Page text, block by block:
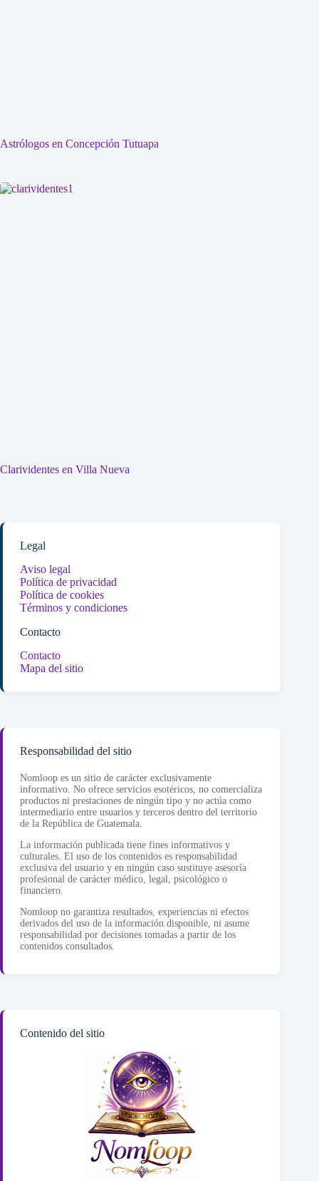
Astrólogos en Concepción Tutuapa
Clarividentes en Villa Nueva
Legal
Aviso legal
Política de privacidad
Política de cookies
Términos y condiciones
Contacto
Contacto
Mapa del sitio
Responsabilidad del sitio
Nomloop es un sitio de carácter exclusivamente
informativo. No ofrece servicios esotéricos, no comercializa
productos ni prestaciones de ningún tipo y no actúa como
intermediario entre usuarios y terceros dentro del territorio
de la República de Guatemala.
La información publicada tiene fines informativos y
culturales. El uso de los contenidos es responsabilidad
exclusiva del usuario y en ningún caso sustituye asesoría
profesional de carácter médico, legal, psicológico o
financiero.
Nomloop no garantiza resultados, experiencias ni efectos
derivados del uso de la información disponible, ni asume
responsabilidad por decisiones tomadas a partir de los
contenidos consultados.
Contenido del sitio